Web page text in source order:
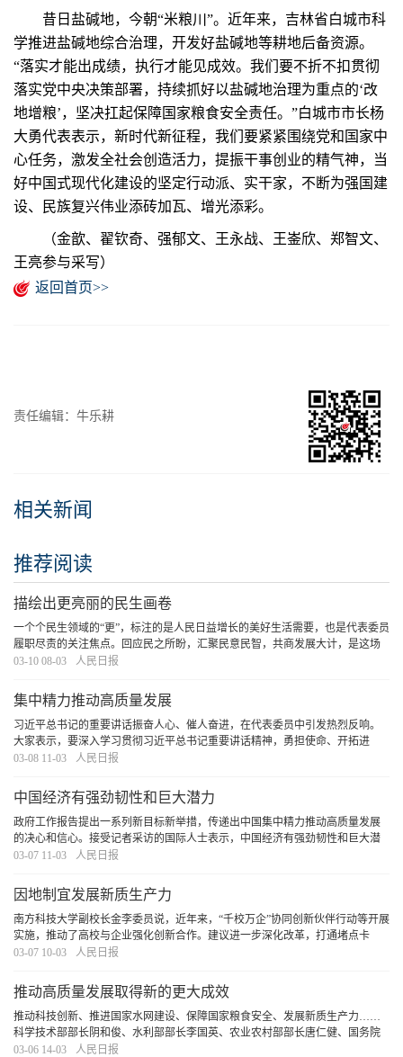
昔日盐碱地，今朝“米粮川”。近年来，吉林省白城市科
学推进盐碱地综合治理，开发好盐碱地等耕地后备资源。
“落实才能出成绩，执行才能见成效。我们要不折不扣贯彻
落实党中央决策部署，持续抓好以盐碱地治理为重点的‘改
地增粮’，坚决扛起保障国家粮食安全责任。”白城市市长杨
大勇代表表示，新时代新征程，我们要紧紧围绕党和国家中
心任务，激发全社会创造活力，提振干事创业的精气神，当
好中国式现代化建设的坚定行动派、实干家，不断为强国建
设、民族复兴伟业添砖加瓦、增光添彩。
（金歆、翟钦奇、强郁文、王永战、王崟欣、郑智文、
王亮参与采写）
返回首页>>
责任编辑：牛乐耕
相关新闻
推荐阅读
描绘出更亮丽的民生画卷
一个个民生领域的“更”，标注的是人民日益增长的美好生活需要，也是代表委员
履职尽责的关注焦点。回应民之所盼，汇聚民意民智，共商发展大计，是这场
春天的盛会的题中应有之义，也生动彰显着全过程人民民主的显著优势。
03-10 08-03 人民日报
集中精力推动高质量发展
习近平总书记的重要讲话振奋人心、催人奋进，在代表委员中引发热烈反响。
大家表示，要深入学习贯彻习近平总书记重要讲话精神，勇担使命、开拓进
取，集中精力推动高质量发展，为以中国式现代化全面推进强国建设、民族复
03-08 11-03 人民日报
中国经济有强劲韧性和巨大潜力
政府工作报告提出一系列新目标新举措，传递出中国集中精力推动高质量发展
的决心和信心。接受记者采访的国际人士表示，中国经济有强劲韧性和巨大潜
力，在国际形势动荡加剧、世界经济复苏乏力的背景下，一个扎实推进经济高
03-07 11-03 人民日报
因地制宜发展新质生产力
南方科技大学副校长金李委员说，近年来，“千校万企”协同创新伙伴行动等开展
实施，推动了高校与企业强化创新合作。建议进一步深化改革，打通堵点卡
点，加强产学研深度融合，充分发挥高校在国家创新体系中的重要作用。
03-07 10-03 人民日报
推动高质量发展取得新的更大成效
推动科技创新、推进国家水网建设、保障国家粮食安全、发展新质生产力……
科学技术部部长阴和俊、水利部部长李国英、农业农村部部长唐仁健、国务院
国有资产监督管理委员会主任张玉卓就社会各界关切进行了回应。
03-06 14-03 人民日报